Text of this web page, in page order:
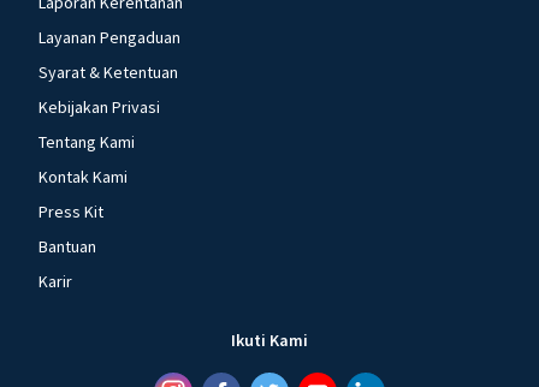
Layanan Pengaduan
Syarat & Ketentuan
Kebijakan Privasi
Tentang Kami
Kontak Kami
Press Kit
Bantuan
Karir
Ikuti Kami